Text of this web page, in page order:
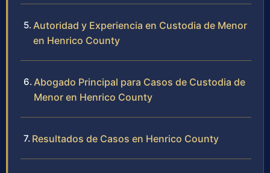
Autoridad y Experiencia en Custodia de Menor
en Henrico County
Abogado Principal para Casos de Custodia de
Menor en Henrico County
Resultados de Casos en Henrico County